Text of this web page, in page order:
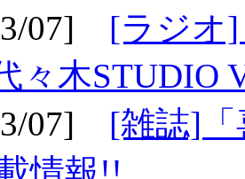
07] [ラジオ]
々木STUDIO
07] [雑誌]「
情報!!